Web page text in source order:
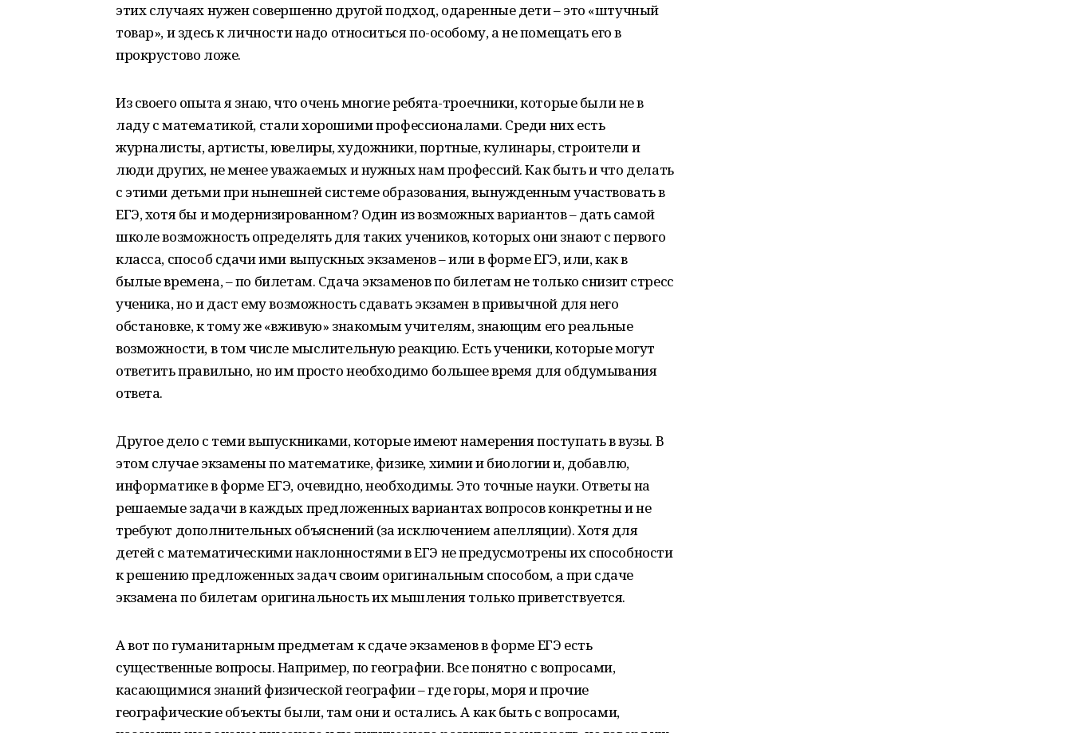
этих случаях нужен совершенно другой подход, одаренные дети – это «штучный
товар», и здесь к личности надо относиться по-особому, а не помещать его в
прокрустово ложе.
Из своего опыта я знаю, что очень многие ребята-троечники, которые были не в
ладу с математикой, стали хорошими профессионалами. Среди них есть
журналисты, артисты, ювелиры, художники, портные, кулинары, строители и
люди других, не менее уважаемых и нужных нам профессий. Как быть и что делать
с этими детьми при нынешней системе образования, вынужденным участвовать в
ЕГЭ, хотя бы и модернизированном? Один из возможных вариантов – дать самой
школе возможность определять для таких учеников, которых они знают с первого
класса, способ сдачи ими выпускных экзаменов – или в форме ЕГЭ, или, как в
былые времена, – по билетам. Сдача экзаменов по билетам не только снизит стресс
ученика, но и даст ему возможность сдавать экзамен в привычной для него
обстановке, к тому же «вживую» знакомым учителям, знающим его реальные
возможности, в том числе мыслительную реакцию. Есть ученики, которые могут
ответить правильно, но им просто необходимо большее время для обдумывания
ответа.
Другое дело с теми выпускниками, которые имеют намерения поступать в вузы. В
этом случае экзамены по математике, физике, химии и биологии и, добавлю,
информатике в форме ЕГЭ, очевидно, необходимы. Это точные науки. Ответы на
решаемые задачи в каждых предложенных вариантах вопросов конкретны и не
требуют дополнительных объяснений (за исключением апелляции). Хотя для
детей с математическими наклонностями в ЕГЭ не предусмотрены их способности
к решению предложенных задач своим оригинальным способом, а при сдаче
экзамена по билетам оригинальность их мышления только приветствуется.
А вот по гуманитарным предметам к сдаче экзаменов в форме ЕГЭ есть
существенные вопросы. Например, по географии. Все понятно с вопросами,
касающимися знаний физической географии – где горы, моря и прочие
географические объекты были, там они и остались. А как быть с вопросами,